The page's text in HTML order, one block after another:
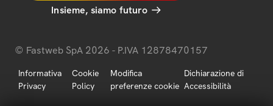
Insieme, siamo futuro
© Fastweb SpA 2026 - P.IVA 12878470157
Informativa
Privacy
Cookie
Policy
Modifica
preferenze cookie
Dichiarazione di
Accessibilità